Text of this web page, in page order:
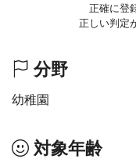
正確に登
正しい判定
分野
幼稚園
対象年齢